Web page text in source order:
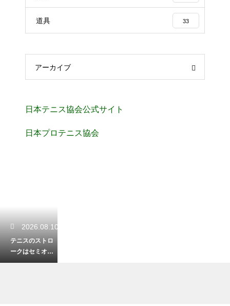
道具 33
アーカイブ
日本テニス協会公式サイト
日本プロテニス協会
2026.08.10
テニスのストロ
ークはセミオー
プンスタンス！